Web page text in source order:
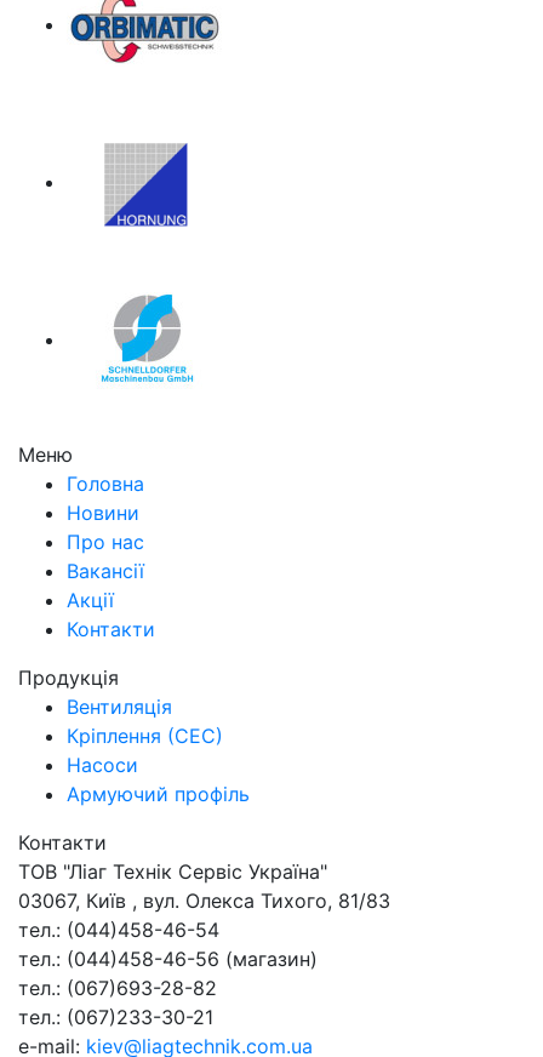
Меню
Головна
Новини
Про нас
Вакансії
Акції
Контакти
Продукція
Вентиляція
Кріплення (СЕС)
Насоси
Армуючий профіль
Контакти
ТОВ "Ліаг Технік Сервіс Україна"
03067, Київ , вул. Олекса Тихого, 81/83
тел.: (044)458-46-54
тел.: (044)458-46-56 (магазин)
тел.: (067)693-28-82
тел.: (067)233-30-21
e-mail: kiev@liagtechnik.com.ua